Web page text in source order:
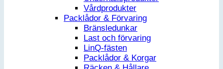
Vårdprodukter
Packlådor & Förvaring
Bränsledunkar
Last och förvaring
LinQ-fästen
Packlådor & Korgar